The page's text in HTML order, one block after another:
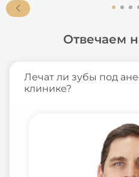
Отвечаем
Лечат ли зубы под
клинике?